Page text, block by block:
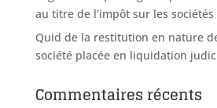
au titre de l’impôt sur les sociétés
Quid de la restitution en nature
société placée en liquidation
Commentaires récents